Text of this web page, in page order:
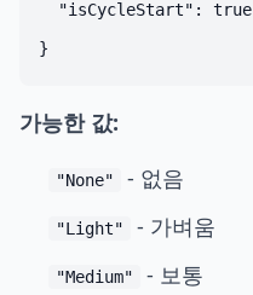
  "isCycleStart": true
가능한 값:
"None" - 없음
"Light" - 가벼움
"Medium" - 보통